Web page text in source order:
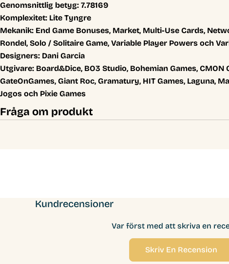
Genomsnittlig betyg: 7.78169
Komplexitet: Lite Tyngre
Mekanik: End Game Bonuses, Market, Multi-Use Cards,
Rondel, Solo / Solitaire Game, Variable Player Powers och
Designers: Dani Garcia
Utgivare: Board&Dice, BO3 Studio, Bohemian Games, CMON
GateOnGames, Giant Roc, Gramatury, HIT Games, Laguna,
Jogos och Pixie Games
Fråga om produkt
Kundrecensioner
Var först med att skriva en
Skriv En Recension